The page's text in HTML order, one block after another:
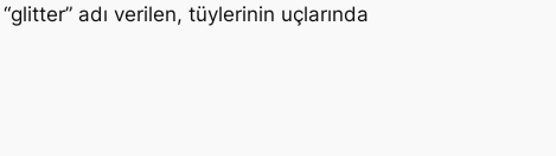
adı verilen, tüylerinin uçlarında